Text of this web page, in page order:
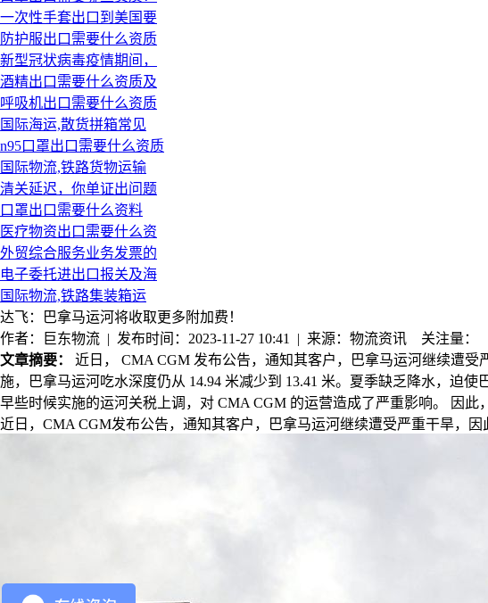
一次性手套出口到美国要
防护服出口需要什么资质
新型冠状病毒疫情期间，
酒精出口需要什么资质及
呼吸机出口需要什么资质
国际海运,散货拼箱常见
n95口罩出口需要什么资质
国际物流,铁路货物运输
清关延迟，你单证出问题
口罩出口需要什么资料
医疗物资出口需要什么资
外贸综合服务业务发票的
电子委托进出口报关及海
国际物流,铁路集装箱运
达飞：巴拿马运河将收取更多附加费！
作者：巨东物流 | 发布时间：2023-11-27 10:41 | 来源：物流资讯 关注量：
文章摘要：
近日， CMA CGM 发布公告，通知其客户，巴拿马运河继续遭
施，巴拿马运河吃水深度仍从 14.94 米减少到 13.41 米。夏季缺乏降水，迫
早些时候实施的运河关税上调，对 CMA CGM 的运营造成了严重影响。 因此
近日， CMA CGM发布公告，通知其客户，巴拿马运河继续遭受严重干旱，